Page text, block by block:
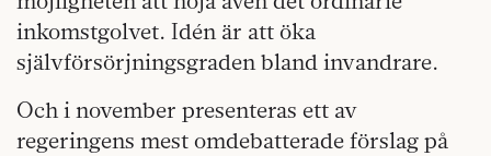
inkomstgolvet. Idén är att öka
självförsörjningsgraden bland invandrare.
Och i november presenteras ett av
regeringens mest omdebatterade förslag på